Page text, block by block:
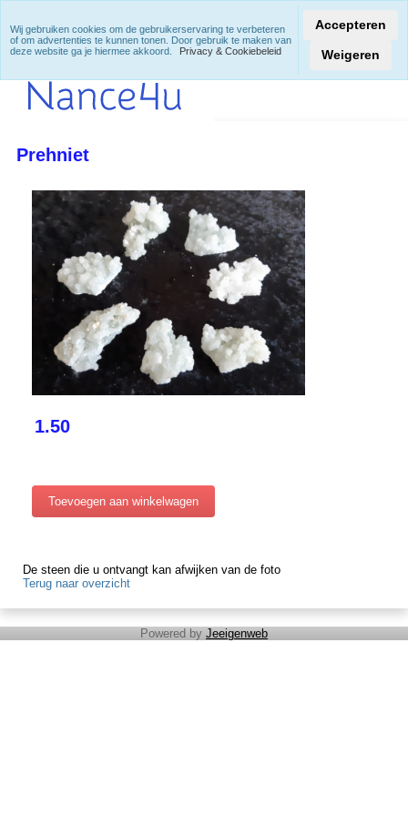
Prehniet
1.50
De steen die u ontvangt kan afwijken van de foto
Terug naar overzicht
Powered by Jeeigenweb
Wij gebruiken cookies om de gebruikerservaring te verbeteren
of om advertenties te kunnen tonen. Door gebruik te maken van
deze website ga je hiermee akkoord.
Privacy & Cookiebeleid
Accepteren
Weigeren